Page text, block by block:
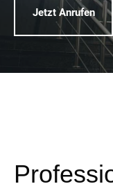
Jetzt Anrufen